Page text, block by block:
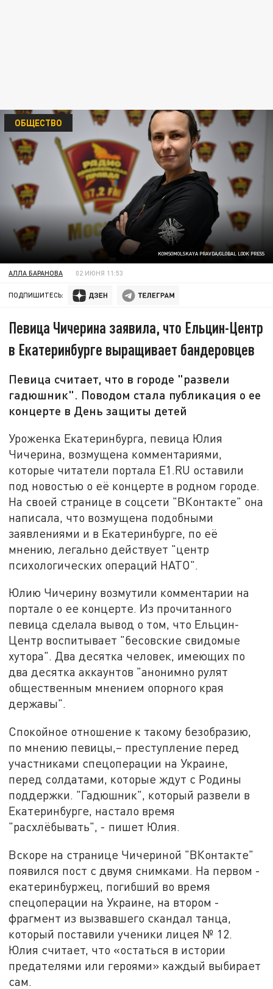
KOMSOMOLSKAYA PRAVDA/GLOBAL LOOK PRESS
ОБЩЕСТВО
АЛЛА БАРАНОВА 02 ИЮНЯ 11:53
ПОДПИШИТЕСЬ:
Певица Чичерина заявила, что Ельцин-Центр
в Екатеринбурге выращивает бандеровцев
Певица считает, что в городе "развели
гадюшник". Поводом стала публикация о ее
концерте в День защиты детей
Уроженка Екатеринбурга, певица Юлия
Чичерина, возмущена комментариями,
которые читатели портала E1.RU оставили
под новостью о её концерте в родном городе.
На своей странице в соцсети "ВКонтакте" она
написала, что возмущена подобными
заявлениями и в Екатеринбурге, по её
мнению, легально действует "центр
психологических операций НАТО".
Юлию Чичерину возмутили комментарии на
портале о ее концерте. Из прочитанного
певица сделала вывод о том, что Ельцин-
Центр воспитывает "бесовские свидомые
хутора". Два десятка человек, имеющих по
два десятка аккаунтов "анонимно рулят
общественным мнением опорного края
державы".
Спокойное отношение к такому безобразию,
по мнению певицы,– преступление перед
участниками спецоперации на Украине,
перед солдатами, которые ждут с Родины
поддержки. "Гадюшник", который развели в
Екатеринбурге, настало время
"расхлёбывать", - пишет Юлия.
Вскоре на странице Чичериной "ВКонтакте"
появился пост с двумя снимками. На первом -
екатеринбуржец, погибший во время
спецоперации на Украине, на втором -
фрагмент из вызвавшего скандал танца,
который поставили ученики лицея № 12.
Юлия считает, что «остаться в истории
предателями или героями» каждый выбирает
сам.